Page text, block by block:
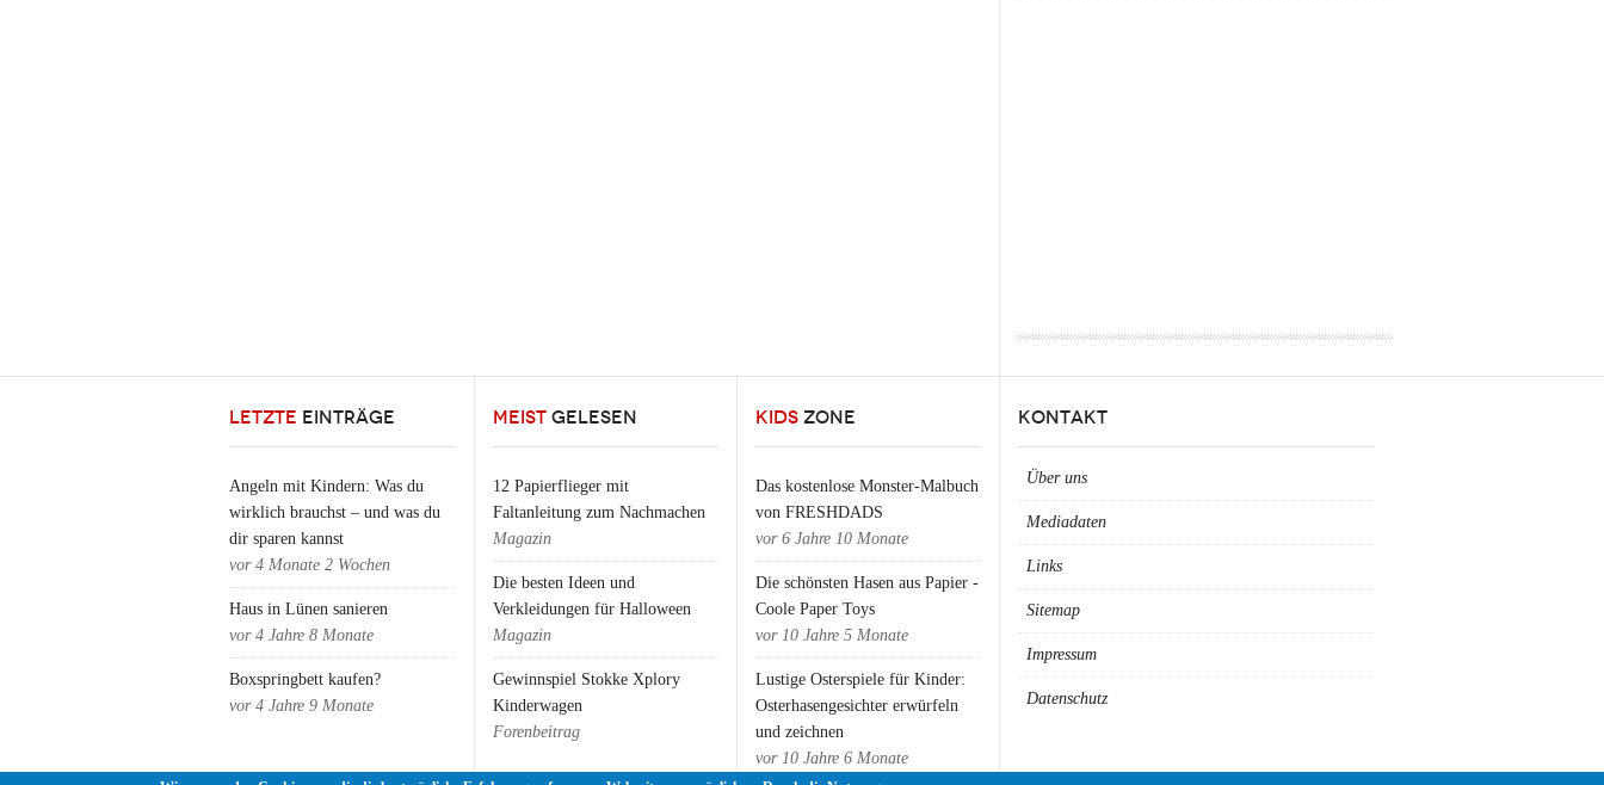
LETZTE EINTRÄGE
Angeln mit Kindern: Was du
wirklich brauchst – und was du
dir sparen kannst
vor 4 Monate 2 Wochen
Haus in Lünen sanieren
vor 4 Jahre 8 Monate
Boxspringbett kaufen?
vor 4 Jahre 9 Monate
MEIST GELESEN
12 Papierflieger mit
Faltanleitung zum Nachmachen
Magazin
Die besten Ideen und
Verkleidungen für Halloween
Magazin
Gewinnspiel Stokke Xplory
Kinderwagen
Forenbeitrag
KIDS ZONE
Das kostenlose Monster-Malbuch
von FRESHDADS
vor 6 Jahre 10 Monate
Die schönsten Hasen aus Papier -
Coole Paper Toys
vor 10 Jahre 5 Monate
Lustige Osterspiele für Kinder:
Osterhasengesichter erwürfeln
und zeichnen
vor 10 Jahre 6 Monate
KONTAKT
Über uns
Mediadaten
Links
Sitemap
Impressum
Datenschutz